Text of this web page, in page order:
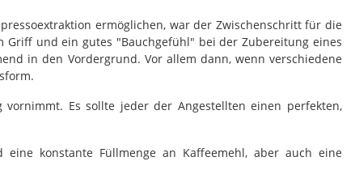
ermöglichen, war der Zwischenschritt für die
Griff und ein gutes "Bauchgefühl" bei der Zubereitung eines
in den Vordergrund. Vor allem dann, wenn verschiedene
Es sollte jeder der Angestellten einen perfekten,
konstante Füllmenge an Kaffeemehl, aber auch eine